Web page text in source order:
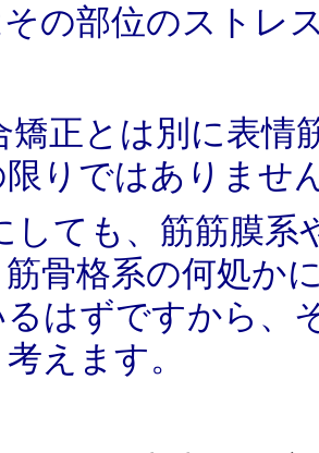
の部位のストレ
矯正とは別に表情
りではありませ
しても、筋筋膜系
骨格系の何処か
はずですから、
えます。